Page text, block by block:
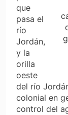
que
pasa el
río
Jordán,
y la
orilla
oeste
del río
colonial en
control del